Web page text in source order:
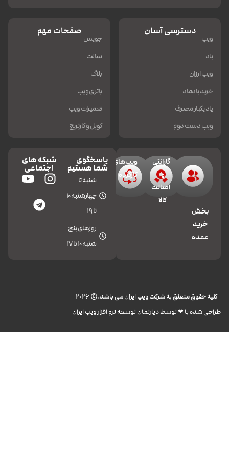
دسترسی آسان
ویپ
پاد
ویپ ارزان
خرید پادماد
پاد یکبار مصرف
ویپ دست دوم
صفحات مهم
جویس
سالت
بلاگ
باتری ویپ
تعمیرات ویپ
کویل و کارتریج
بخش
خرید
عمده
گارانتی
و
اصالت
کالا
ویپ‌های
کارکرده
پاسخگوی
شما هستیم
شنبه تا
چهارشنبه 10
تا 19
روزهای پنج
شنبه 10 تا 17
شبکه های
اجتماعی
کليه حقوق متعلق به شرکت ویپ ایران می باشد.© 2026
طراحی شده با ❤︎ توسط دپارتمان توسعه نرم افزار ویپ ایران